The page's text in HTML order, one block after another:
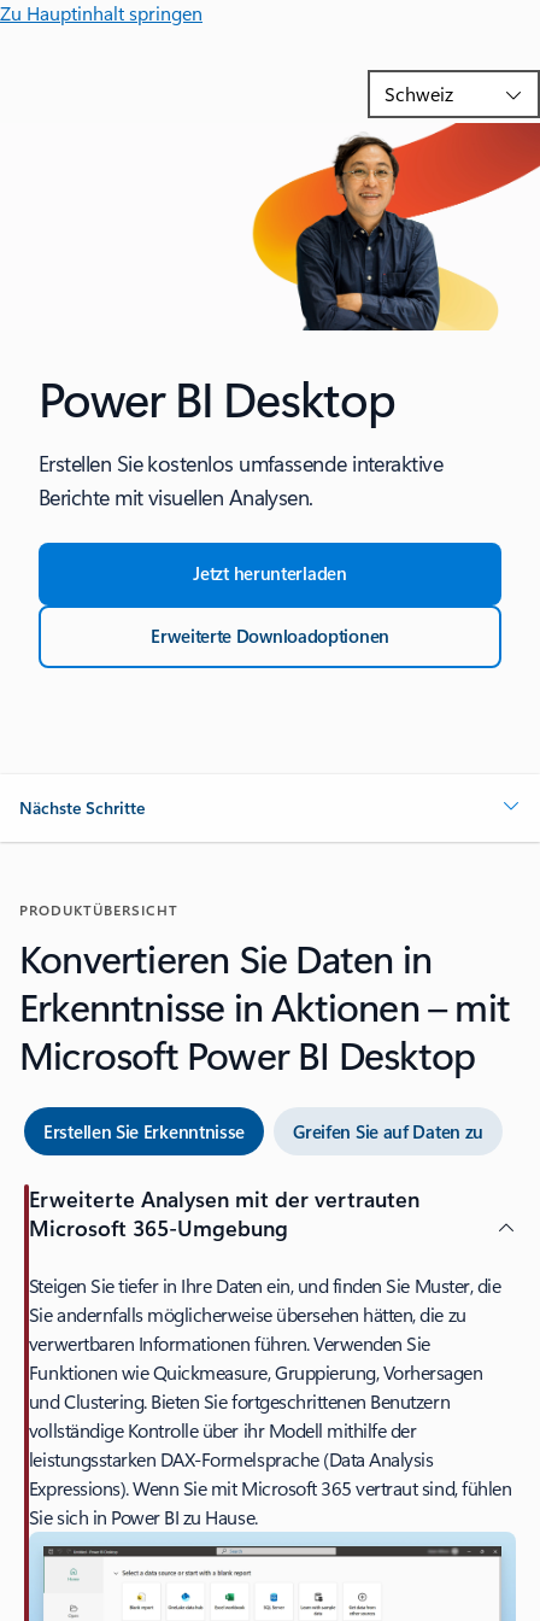
Zu Hauptinhalt springen
Power BI Desktop
Erstellen Sie kostenlos umfassende interaktive
Berichte mit visuellen Analysen.
Jetzt herunterladen
Erweiterte Downloadoptionen
Nächste Schritte
PRODUKTÜBERSICHT
Konvertieren Sie Daten in
Erkenntnisse in Aktionen – mit
Microsoft Power BI Desktop
Erstellen Sie Erkenntnisse Greifen Sie auf Daten zu
Erweiterte Analysen mit der vertrauten
Microsoft 365-Umgebung
Steigen Sie tiefer in Ihre Daten ein, und finden Sie Muster, die
Sie andernfalls möglicherweise übersehen hätten, die zu
verwertbaren Informationen führen. Verwenden Sie
Funktionen wie Quickmeasure, Gruppierung, Vorhersagen
und Clustering. Bieten Sie fortgeschrittenen Benutzern
vollständige Kontrolle über ihr Modell mithilfe der
leistungsstarken DAX-Formelsprache (Data Analysis
Expressions). Wenn Sie mit Microsoft 365 vertraut sind, fühlen
Sie sich in Power BI zu Hause.